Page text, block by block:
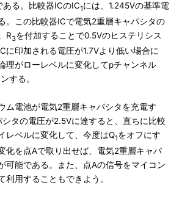
ある。比較器ICのIC1には、1.245Vの基準電
。この比較器ICで電気2重層キャパシタの
R3を付加することで0.5Vのヒステリシス
に印加される電圧が1.7Vより低い場合に
理がローレベルに変化してpチャンネル
する。
ム電池が電気2重層キャパシタを充電す
タの電圧が2.5Vに達すると、直ちに比較
レベルに変化して、今度はQ1をオフにす
化を点Aで取り出せば、電気2重層キャパ
可能である。また、点Aの信号をマイコン
利用することもできよう。